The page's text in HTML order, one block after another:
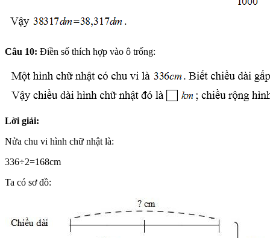
Câu 10: Điền số thích hợp vào ô trống:
Lời giải:
Nửa chu vi hình chữ nhật là:
336÷2=168cm
Ta có sơ đồ: